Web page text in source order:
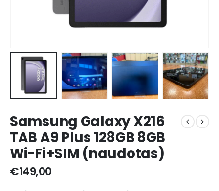
Samsung Galaxy X216
TAB A9 Plus 128GB 8GB
Wi-Fi+SIM (naudotas)
€149,00